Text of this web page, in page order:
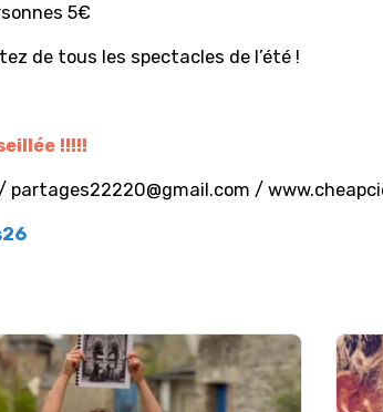
5€
de tous les spectacles de l’été !
!!!!!
partages22220@gmail.com /